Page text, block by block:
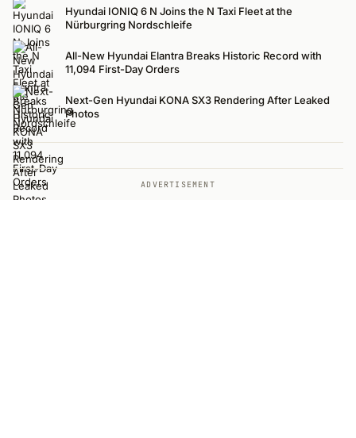
Hyundai IONIQ 6 N Joins the N Taxi Fleet at the
Nürburgring Nordschleife
All-New Hyundai Elantra Breaks Historic Record with
11,094 First-Day Orders
Next-Gen Hyundai KONA SX3 Rendering After Leaked
Photos
ADVERTISEMENT